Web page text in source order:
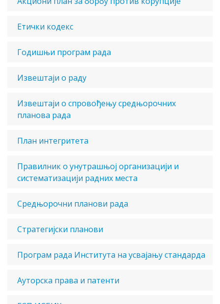
Етички кодекс
Годишњи програм рада
Извештаји о раду
Извештаји о спровођењу средњорочних
планова рада
План интегритета
Правилник о унутрашњој организацији и
систематизацији радних места
Средњорочни планови рада
Стратегијски планови
Програм рада Института на усвајању стандарда
Ауторска права и патенти